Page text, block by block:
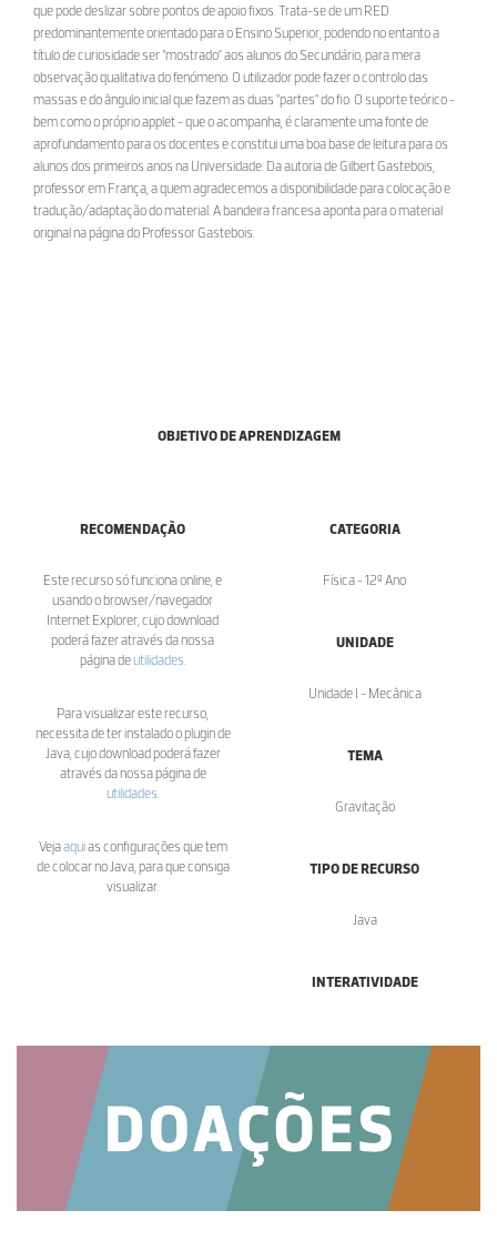
que pode deslizar sobre pontos de apoio fixos. Trata-se de um RED
predominantemente orientado para o Ensino Superior, podendo no entanto a
título de curiosidade ser “mostrado” aos alunos do Secundário, para mera
observação qualitativa do fenómeno. O utilizador pode fazer o controlo das
massas e do ângulo inicial que fazem as duas "partes" do fio. O suporte teórico -
bem como o próprio applet - que o acompanha, é claramente uma fonte de
aprofundamento para os docentes e constitui uma boa base de leitura para os
alunos dos primeiros anos na Universidade. Da autoria de Gilbert Gastebois,
professor em França, a quem agradecemos a disponibilidade para colocação e
tradução/adaptação do material. A bandeira francesa aponta para o material
original na página do Professor Gastebois.
OBJETIVO DE APRENDIZAGEM
RECOMENDAÇÃO
Este recurso só funciona online, e
usando o browser/navegador
Internet Explorer, cujo download
poderá fazer através da nossa
página deutilidades
Para visualizar este recurso,
necessita de ter instalado o plugin de
Java, cujo download poderá fazer
através da nossa página de
utilidades
Vejaaquias configurações que tem
de colocar no Java, para que consiga
visualizar.
CATEGORIA
Física - 12º Ano
UNIDADE
Unidade I - Mecânica
TEMA
Gravitação
TIPO DE RECURSO
Java
INTERATIVIDADE